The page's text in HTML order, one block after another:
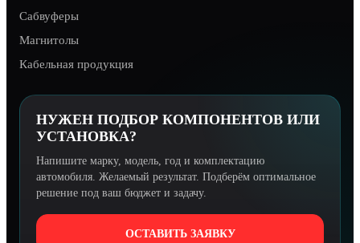
Сабвуферы
Магнитолы
Кабельная продукция
НУЖЕН ПОДБОР КОМПОНЕНТОВ ИЛИ
УСТАНОВКА?
Напишите марку, модель, год и комплектацию
автомобиля. Желаемый результат. Подберём оптимальное
решение под ваш бюджет и задачу.
ОСТАВИТЬ ЗАЯВКУ